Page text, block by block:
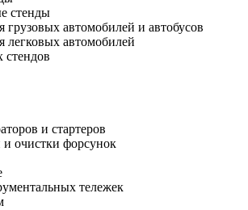
стенды
грузовых автомобилей и автобусов
легковых автомобилей
и стартеров
и очистки форсунок
тележек